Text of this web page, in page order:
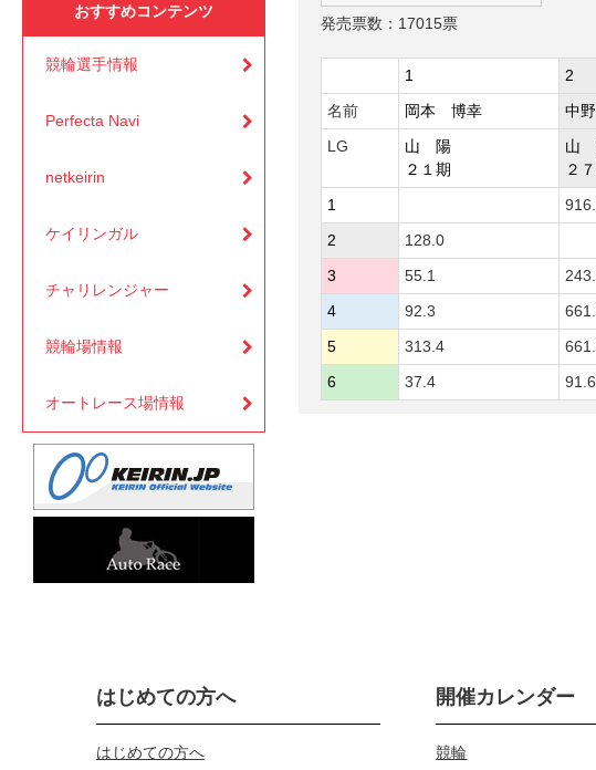
おすすめコンテンツ
競輪選手情報
Perfecta Navi
netkeirin
ケイリンガル
チャリレンジャー
競輪場情報
オートレース場情報
発売票数：17015票
1 2
名前
岡本 博幸 中
LG
山 陽
２１期
山
２
1
2
128.0
3
55.1
4
92.3
5
313.4
6
37.4 91.6
はじめての方へ
はじめての方へ
開催カレンダー
競輪